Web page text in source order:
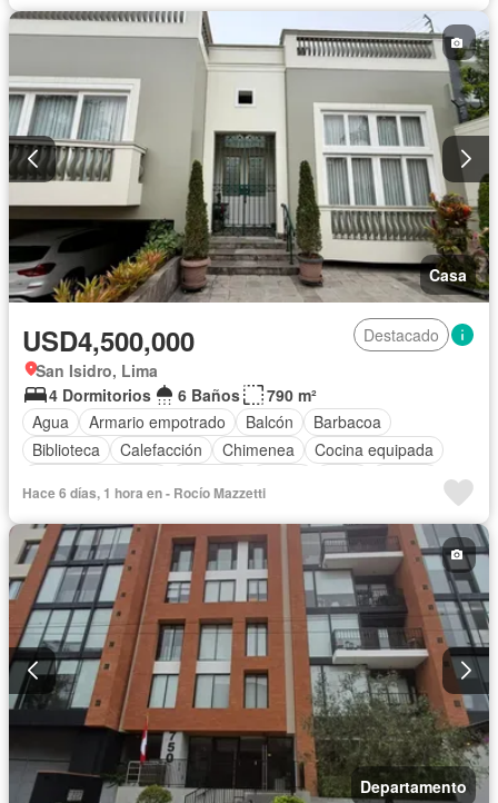
Casa
USD4,500,000
Destacado
San Isidro, Lima
4 Dormitorios
6 Baños
790 m²
Agua
Armario empotrado Balcón
Barbacoa
Biblioteca
Calefacción Chimenea
Cocina equipada
Vigilante
Terraza
Hace 6 días, 1 hora en - Rocío Mazzetti
Departamento